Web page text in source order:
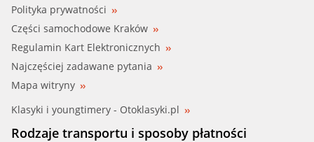
Polityka prywatności
Części samochodowe Kraków
Regulamin Kart Elektronicznych
Najczęściej zadawane pytania
Mapa witryny
Klasyki i youngtimery - Otoklasyki.pl
Rodzaje transportu i sposoby płatności